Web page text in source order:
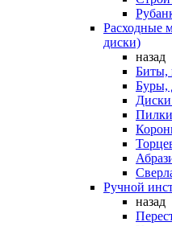
Расходные
диски)
назад
Биты,
Буры,
Пилки
Ручной
назад